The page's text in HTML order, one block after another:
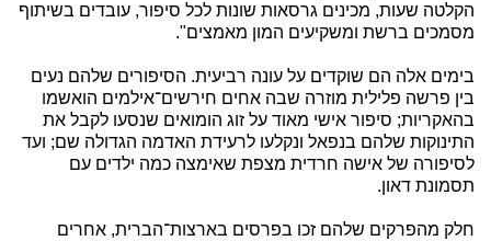
הקלטה שעות, מכינים גרסאות שונות לכל סיפור, עובדים בשיתוף
מסמכים ברשת ומשקיעים המון מאמצים".
בימים אלה הם שוקדים על עונה רביעית. הסיפורים שלהם נעים
בין פרשה פלילית מוזרה שבה אחים חירשים־אילמים הואשמו
בהאקריות; סיפור אישי מאוד על זוג הומואים שנסעו לקבל את
התינוקות שלהם בנפאל ונקלעו לרעידת האדמה הגדולה שם; ועד
לסיפורה של אישה חרדית מצפת שאימצה כמה ילדים עם
תסמונת דאון.
חלק מהפרקים שלהם זכו בפרסים בארצות־הברית, אחרים